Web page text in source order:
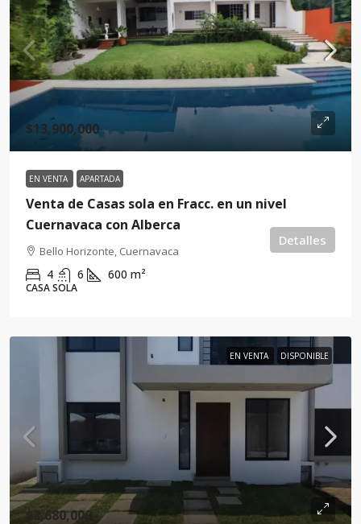
$13,900,000
EN VENTA APARTADA
Venta de Casas sola en Fracc. en un nivel
Cuernavaca con Alberca
Bello Horizonte, Cuernavaca
4 6 600 m²
CASA SOLA
Detalles
EN VENTA DISPONIBLE
$3,680,000